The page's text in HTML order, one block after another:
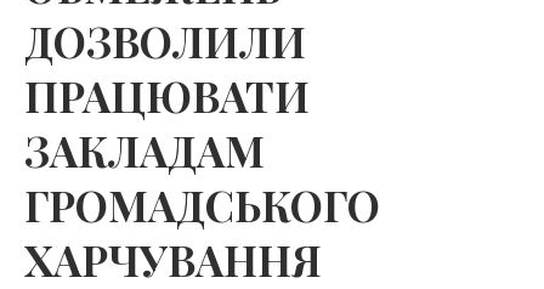
ДОЗВОЛИЛИ
ПРАЦЮВАТИ
ЗАКЛАДАМ
ГРОМАДСЬКОГО
ХАРЧУВАННЯ